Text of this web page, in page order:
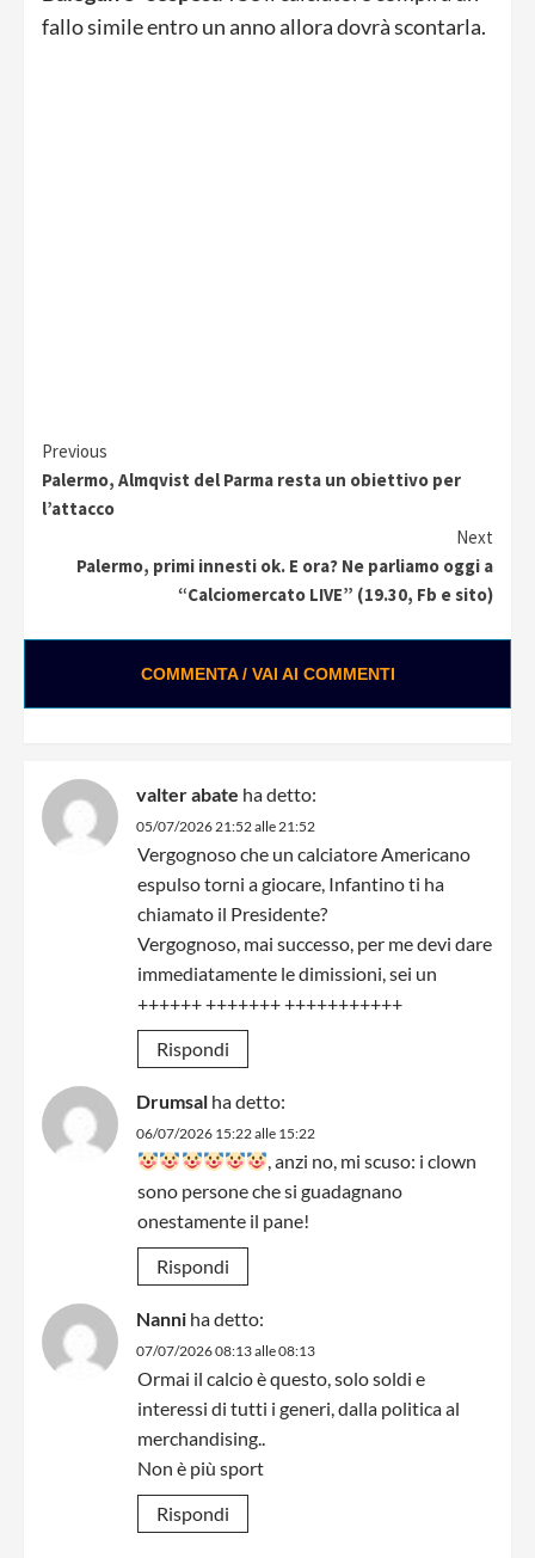
fallo simile entro un anno allora dovrà scontarla.
Continue
Reading
Previous
Palermo, Almqvist del Parma resta un obiettivo per
l’attacco
Next
Palermo, primi innesti ok. E ora? Ne parliamo oggi a
“Calciomercato LIVE” (19.30, Fb e sito)
COMMENTA / VAI AI COMMENTI
valter abate ha detto:
05/07/2026 21:52 alle 21:52
Vergognoso che un calciatore Americano
espulso torni a giocare, Infantino ti ha
chiamato il Presidente?
Vergognoso, mai successo, per me devi dare
immediatamente le dimissioni, sei un
++++++ +++++++ +++++++++++
Rispondi
Drumsal ha detto:
06/07/2026 15:22 alle 15:22
, anzi no, mi scuso: i clown
sono persone che si guadagnano
onestamente il pane!
Rispondi
Nanni ha detto:
07/07/2026 08:13 alle 08:13
Ormai il calcio è questo, solo soldi e
interessi di tutti i generi, dalla politica al
merchandising..
Non è più sport
Rispondi